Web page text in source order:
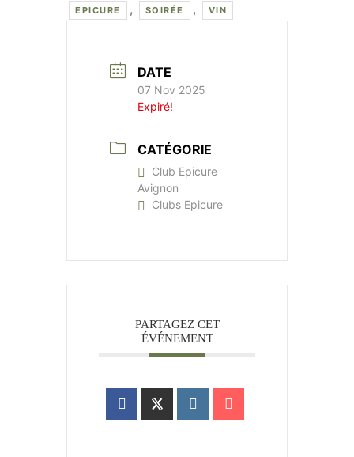
EPICURE , SOIRÉE , VIN
DATE
07 Nov 2025
Expiré!
CATÉGORIE
Club Epicure
Avignon
Clubs Epicure
PARTAGEZ CET
ÉVÉNEMENT